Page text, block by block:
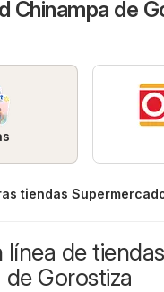
Chinampa de
tiendas
línea de
Gorostiza